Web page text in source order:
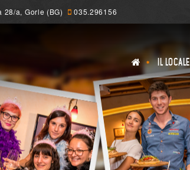
a, Gorle (BG) 035.296156
IL LOCALE